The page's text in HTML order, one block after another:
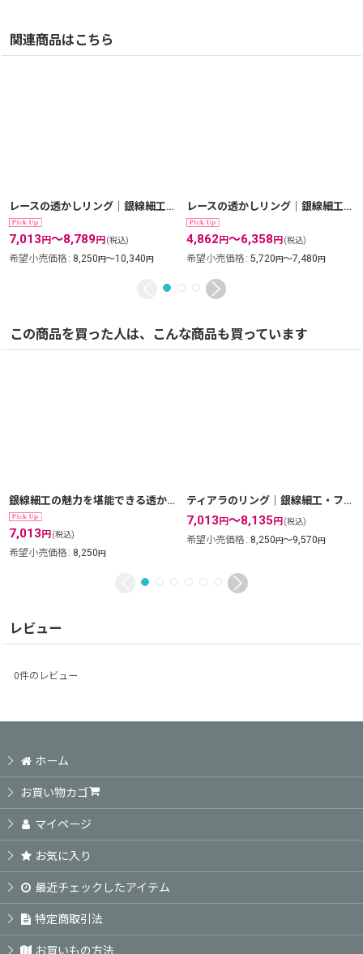
関連商品はこちら
レースの透かしリング｜銀線細工の透かしの繊細さを堪能できるシンプルリング。1号〜18号まで。【金属アレルギーの方に配慮したニッケルフリー加工】
7,013 円～8,789円 (税込)
希望小売価格 : 8,250円～10,340円
レースの透かしリング｜銀線細工の透かしの繊細さを堪能できるシンプルリング。1号〜18号まで。【silver925】
4,862 円～6,358 円 (税込)
希望小売価格 : 5,720円～7,480円
この商品を買った人は、こんな商品も買っています
銀線細工の魅力を堪能できる透かしレースのフープピアスsilver925【フィリグリー・銀線細工】silver925
7,013 円 (税込)
希望小売価格 : 8,250円
ティアラのリング｜銀線細工・フィリグリーの透かしで王冠を表現したゴールドリング【金属アレルギーの方に配慮したニッケルフリー加工】
7,013 円～8,135 円 (税込)
希望小売価格 : 8,250円～9,570円
レビュー
0件のレビュー
ホーム
お買い物カゴ
マイページ
お気に入り
最近チェックしたアイテム
特定商取引法
お買いもの方法